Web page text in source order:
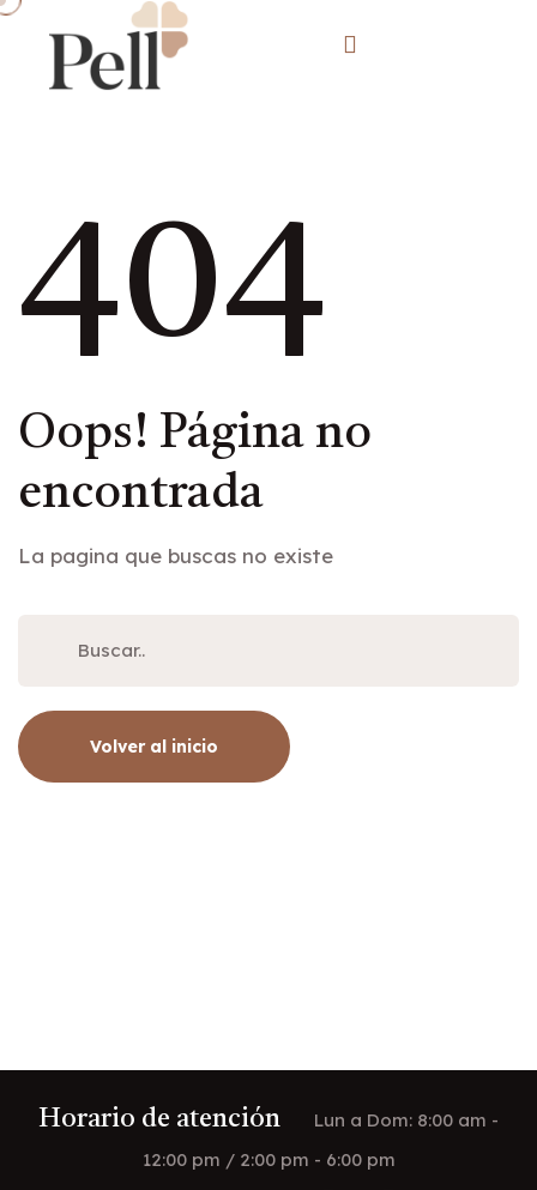
404
Oops! Página no
encontrada
La pagina que buscas no existe
Volver al inicio
Horario de atención
Lun a Dom: 8:00 am -
12:00 pm / 2:00 pm - 6:00 pm